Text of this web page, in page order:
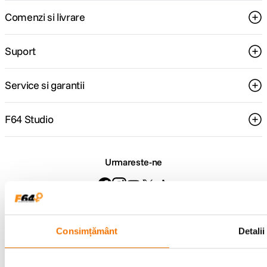
Consimțământ Detalii
Comenzi si livrare
Suport
Service si garantii
F64 Studio
Urmareste-ne
Metode de plata